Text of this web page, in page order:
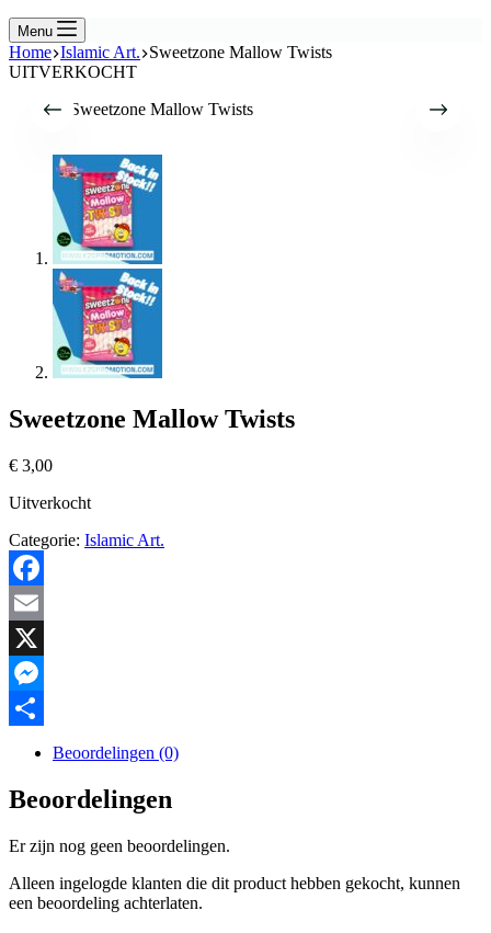
Menu
Home Islamic Art. Sweetzone Mallow Twists
UITVERKOCHT
Sweetzone Mallow Twists
€ 3,00
Uitverkocht
Categorie: Islamic Art.
Facebook
Email
X
Messenger
Beoordelingen (0)
Beoordelingen
Er zijn nog geen beoordelingen.
Alleen ingelogde klanten die dit product hebben gekocht, kunnen
een beoordeling achterlaten.